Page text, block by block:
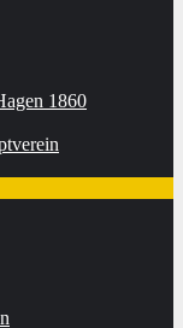
1860